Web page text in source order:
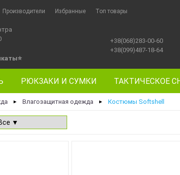
Производители Избранные Топ товары
⭐
+38(068)283-00-60
+38(099)487-18-64
РЮКЗАКИ И СУМКИ ТАКТИЧЕСКОЕ
► Влагозащитная одежда ► Костюмы Softshell